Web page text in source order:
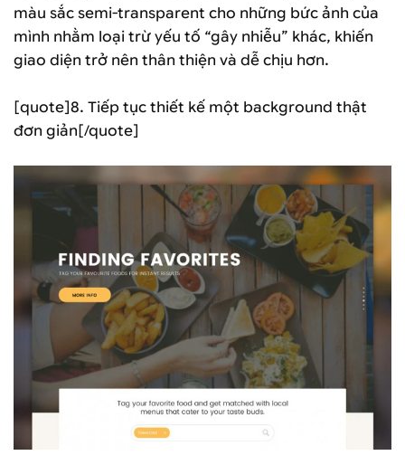
màu sắc semi-transparent cho những bức ảnh của
mình nhằm loại trừ yếu tố “gây nhiễu” khác, khiến
giao diện trở nên thân thiện và dễ chịu hơn.
[quote]8. Tiếp tục thiết kế một background thật
đơn giản[/quote]